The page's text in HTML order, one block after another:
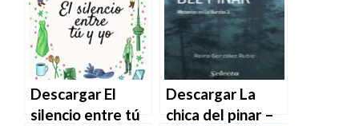
Descargar El
silencio entre tú
Descargar La
chica del pinar –